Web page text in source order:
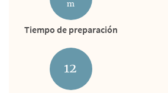
m
Tiempo de preparación
12